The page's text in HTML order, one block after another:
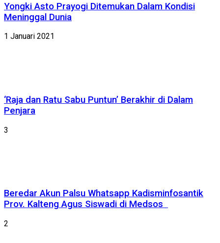
Yongki Asto Prayogi Ditemukan Dalam Kondisi
Meninggal Dunia
1 Januari 2021
‘Raja dan Ratu Sabu Puntun’ Berakhir di Dalam
Penjara
3
Beredar Akun Palsu Whatsapp Kadisminfosantik
Prov. Kalteng Agus Siswadi di Medsos
2